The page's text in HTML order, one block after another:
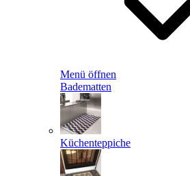
Menü öffnen
Badematten
Küchenteppiche